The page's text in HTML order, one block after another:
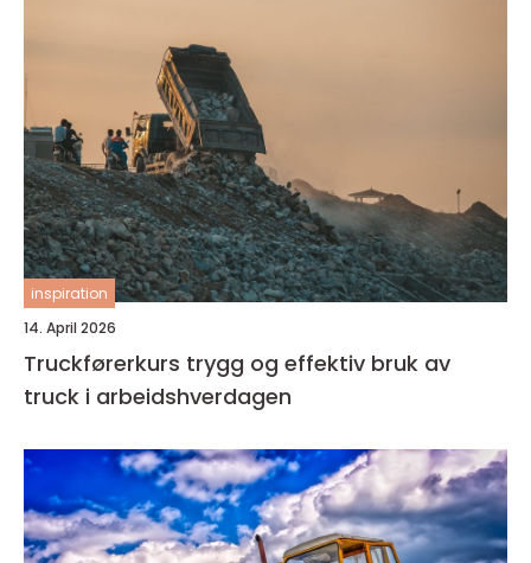
inspiration
14. April 2026
Truckførerkurs trygg og effektiv bruk av
truck i arbeidshverdagen